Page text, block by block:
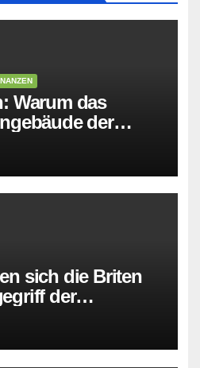
Warum das
der
sich die Briten
der
befreien?